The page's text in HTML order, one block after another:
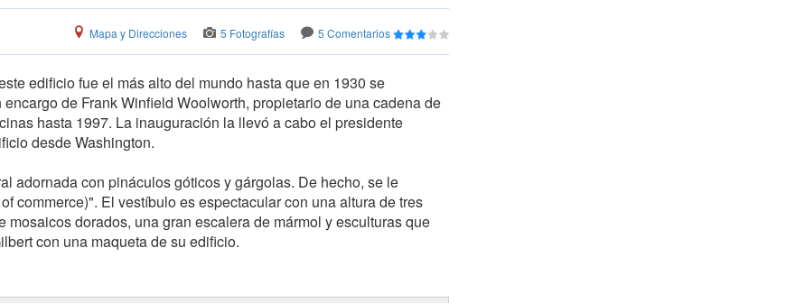
5 Comentarios
5 Fotografías
Mapa y Direcciones
edificio fue el más alto del mundo hasta que en 1930 se
de Frank Winfield Woolworth, propietario de una cadena de
hasta 1997. La inauguración la llevó a cabo el presidente
desde Washington.
adornada con pináculos góticos y gárgolas. De hecho, se le
commerce)". El vestíbulo es espectacular con una altura de tres
dorados, una gran escalera de mármol y esculturas que
con una maqueta de su edificio.